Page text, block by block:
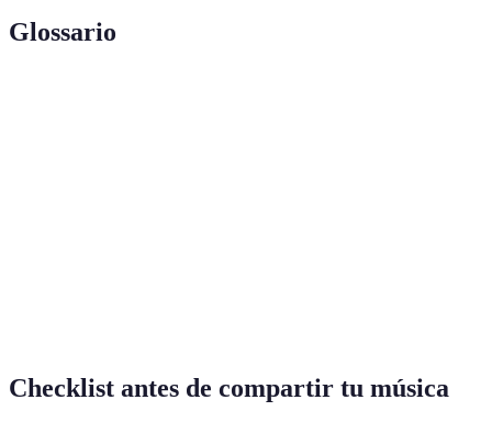
Glossario
Checklist antes de compartir tu música